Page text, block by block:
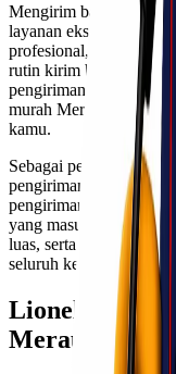
Mengirim barang dari
layanan ekspedisi yang
profesional, dan
rutin kirim barang
pengiriman dalam
murah Merauke
kamu.
Sebagai perusahaan
pengiriman antar-pulau,
pengiriman
yang masuk akal.
luas, serta tim yang
seluruh kebutuhan
Lionel
Merauke